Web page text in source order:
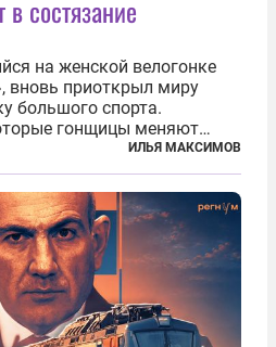
состязание
на женской велогонке
вновь приоткрыл миру
большого спорта.
гонщицы меняют
аэродинамики. За
упорства и
мы привыкли
ИЛЬЯ МАКСИМОВ